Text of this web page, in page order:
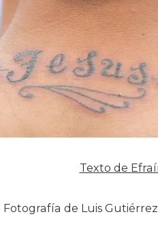
Texto de
Fotografía de Luis